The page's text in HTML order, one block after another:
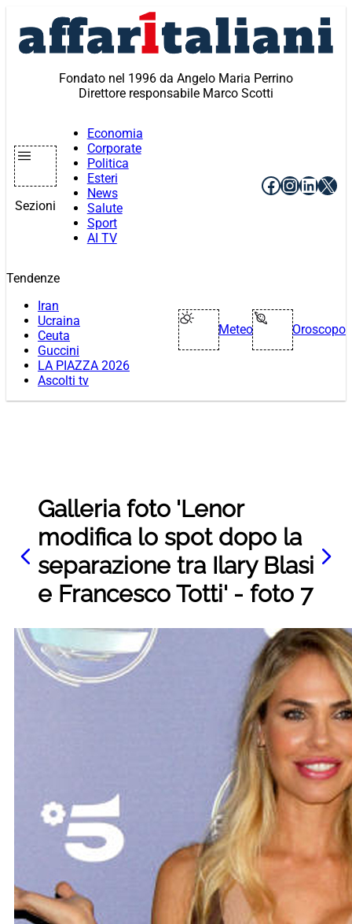
contenuto
Fondato nel 1996 da Angelo Maria Perrino
Direttore responsabile Marco Scotti
Sezioni
Economia
Corporate
Politica
Esteri
News
Salute
Sport
AI TV
Facebook
X
Tendenze
Iran
Ucraina
Ceuta
Guccini
LA PIAZZA 2026
Ascolti tv
Meteo Oroscopo
Galleria foto 'Lenor
modifica lo spot dopo la
separazione tra Ilary Blasi
e Francesco Totti' - foto 7